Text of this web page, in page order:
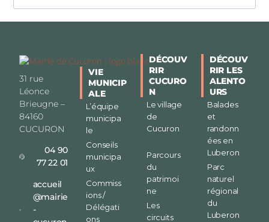
31 rue
Léonce
Brieugne –
84160
CUCURON
04 90
77 22 01
accueil
@mairie
-
VIE
MUNICIP
ALE
L’équipe
municipa
le
Conseils
municipa
ux
Commiss
ions /
Délégati
ons
DÉCOUV
RIR
CUCURO
N
Le village
de
Cucuron
Parcours
du
patrimoi
ne
Les
circuits
DÉCOUV
RIR LES
ALENTO
URS
Balades
et
randonn
ées en
Luberon
Parc
naturel
régional
du
Luberon